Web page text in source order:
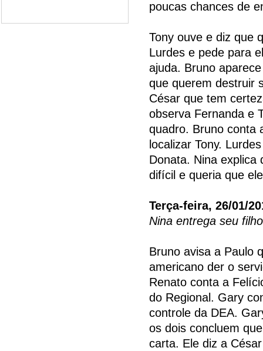
poucas chances de
Tony ouve e diz que
Lurdes e pede para
ajuda. Bruno
que querem destruir
César que tem
observa Fernanda e
quadro. Bruno conta
localizar Tony.
Donata. Nina explica
difícil e queria que
Terça-feira, 26/01/
Nina entrega seu
Bruno avisa a Paulo
americano der o
Renato conta a
do Regional. Gary
controle da DEA.
os dois concluem
carta. Ele diz a